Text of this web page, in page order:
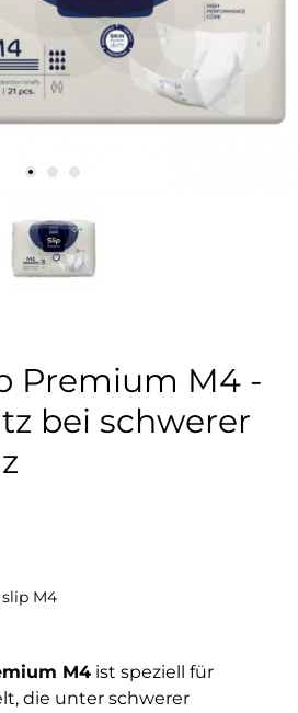
Premium M4 -
bei schwerer
M4
M4 ist speziell für
die unter schwerer